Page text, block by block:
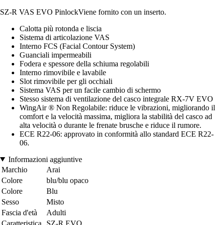
SZ-R VAS EVO PinlockViene fornito con un inserto.
Calotta più rotonda e liscia
Sistema di articolazione VAS
Interno FCS (Facial Contour System)
Guanciali impermeabili
Fodera e spessore della schiuma regolabili
Interno rimovibile e lavabile
Slot rimovibile per gli occhiali
Sistema VAS per un facile cambio di schermo
Stesso sistema di ventilazione del casco integrale RX-7V EVO
WingAir ® Non Regolabile: riduce le vibrazioni, migliorando il
comfort e la velocità massima, migliora la stabilità del casco ad
alta velocità o durante le frenate brusche e riduce il rumore.
ECE R22-06: approvato in conformità allo standard ECE R22-
06.
Informazioni aggiuntive
Marchio
Arai
Colore
blu/blu opaco
Colore
Blu
Sesso
Misto
Fascia d'età
Adulti
Caratteristica
SZ-R EVO